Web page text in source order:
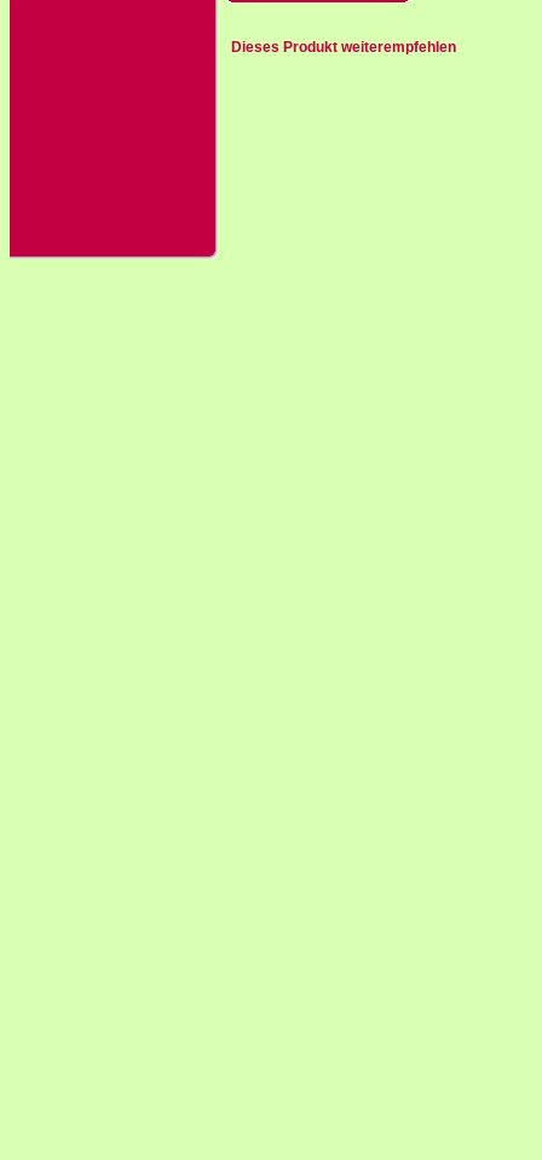
Dieses Produkt weiterempfehlen